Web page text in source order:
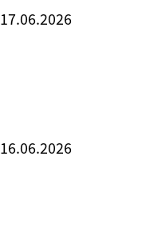
17.06.2026
16.06.2026